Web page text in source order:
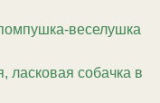
веселушка
ласковая собачка в